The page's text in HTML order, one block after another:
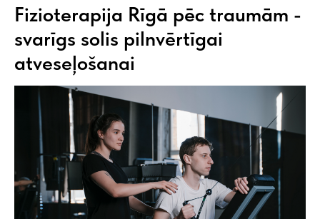
Fizioterapija Rīgā pēc traumām -
svarīgs solis pilnvērtīgai
atveseļošanai